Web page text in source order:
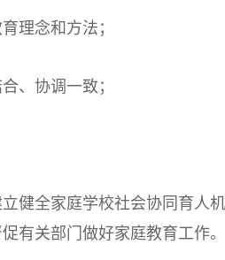
理念和方法；
、协调一致；
全家庭学校社会协同育人机
有关部门做好家庭教育工作。